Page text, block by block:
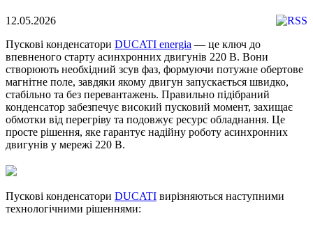
12.05.2026
Пускові конденсатори DUCATI energia — це ключ до
впевненого старту асинхронних двигунів 220 В. Вони
створюють необхідний зсув фаз, формуючи потужне обертове
магнітне поле, завдяки якому двигун запускається швидко,
стабільно та без перевантажень. Правильно підібраний
конденсатор забезпечує високий пусковий момент, захищає
обмотки від перегріву та подовжує ресурс обладнання. Це
просте рішення, яке гарантує надійну роботу асинхронних
двигунів у мережі 220 В.
Пускові конденсатори DUCATI вирізняються наступними
технологічними рішеннями: